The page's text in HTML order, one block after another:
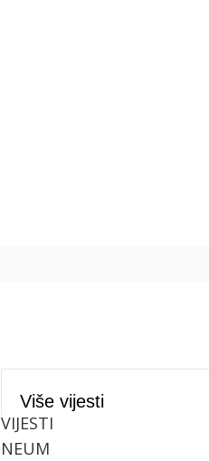
Više vijesti
VIJESTI
NEUM